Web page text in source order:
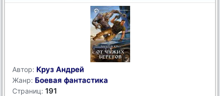
Автор: Круз Андрей
Жанр: Боевая фантастика
Страниц: 191